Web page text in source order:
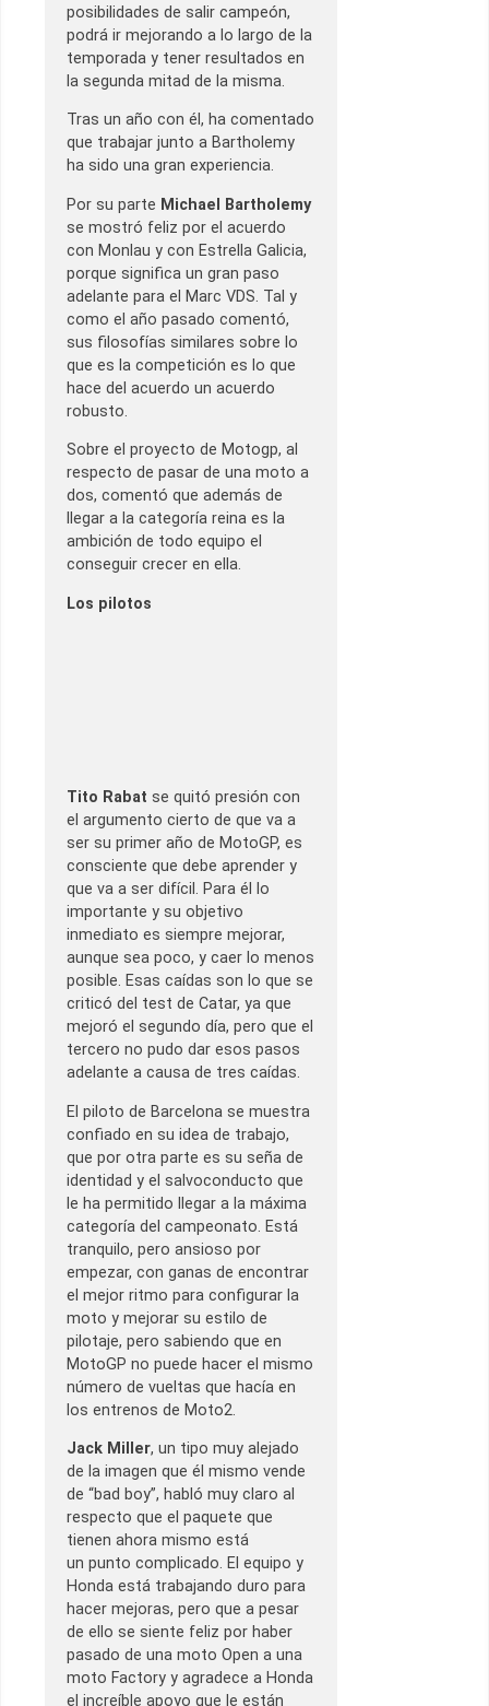
posibilidades de salir campeón,
podrá ir mejorando a lo largo de la
temporada y tener resultados en
la segunda mitad de la misma.
Tras un año con él, ha comentado
que trabajar junto a Bartholemy
ha sido una gran experiencia.
Por su parte Michael Bartholemy
se mostró feliz por el acuerdo
con Monlau y con Estrella Galicia,
porque significa un gran paso
adelante para el Marc VDS. Tal y
como el año pasado comentó,
sus filosofías similares sobre lo
que es la competición es lo que
hace del acuerdo un acuerdo
robusto.
Sobre el proyecto de Motogp, al
respecto de pasar de una moto a
dos, comentó que además de
llegar a la categoría reina es la
ambición de todo equipo el
conseguir crecer en ella.
Los pilotos
Tito Rabat se quitó presión con
el argumento cierto de que va a
ser su primer año de MotoGP, es
consciente que debe aprender y
que va a ser difícil. Para él lo
importante y su objetivo
inmediato es siempre mejorar,
aunque sea poco, y caer lo menos
posible. Esas caídas son lo que se
criticó del test de Catar, ya que
mejoró el segundo día, pero que el
tercero no pudo dar esos pasos
adelante a causa de tres caídas.
El piloto de Barcelona se muestra
confiado en su idea de trabajo,
que por otra parte es su seña de
identidad y el salvoconducto que
le ha permitido llegar a la máxima
categoría del campeonato. Está
tranquilo, pero ansioso por
empezar, con ganas de encontrar
el mejor ritmo para configurar la
moto y mejorar su estilo de
pilotaje, pero sabiendo que en
MotoGP no puede hacer el mismo
número de vueltas que hacía en
los entrenos de Moto2.
Jack Miller, un tipo muy alejado
de la imagen que él mismo vende
de “bad boy”, habló muy claro al
respecto que el paquete que
tienen ahora mismo está
un punto complicado. El equipo y
Honda está trabajando duro para
hacer mejoras, pero que a pesar
de ello se siente feliz por haber
pasado de una moto Open a una
moto Factory y agradece a Honda
el increíble apoyo que le están